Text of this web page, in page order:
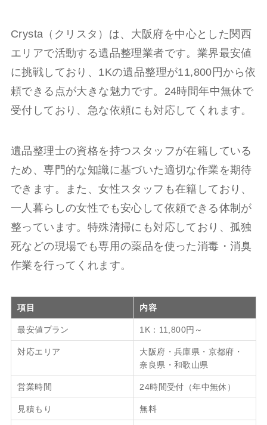
Crysta（クリスタ）は、大阪府を中心とした関西
エリアで活動する遺品整理業者です。業界最安値
に挑戦しており、1Kの遺品整理が11,800円から依
頼できる点が大きな魅力です。24時間年中無休で
受付しており、急な依頼にも対応してくれます。
遺品整理士の資格を持つスタッフが在籍している
ため、専門的な知識に基づいた適切な作業を期待
できます。また、女性スタッフも在籍しており、
一人暮らしの女性でも安心して依頼できる体制が
整っています。特殊清掃にも対応しており、孤独
死などの現場でも専用の薬品を使った消毒・消臭
作業を行ってくれます。
項目 内容
最安値プラン 1K：11,800円～
対応エリア
大阪府・兵庫県・京都府・
奈良県・和歌山県
営業時間 24時間受付（年中無休）
見積もり 無料